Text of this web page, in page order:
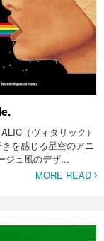
（ヴィタリック）
を感じる星空のアニ
ジュ風のデザ...
MORE READ